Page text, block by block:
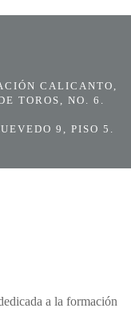
CALICANTO,
TOROS, NO. 6.
9, PISO 5.
a la formación